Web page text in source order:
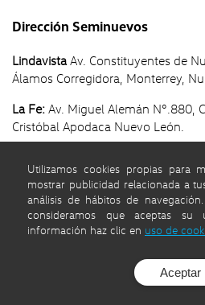
Dirección Seminuevos
LindavistaAv. Constituyentes de
Álamos Corregidora, Monterrey,
La Fe: Av. Miguel Alemán N°.880,
Cristóbal Apodaca Nuevo León.
Aspectos Legales y Aviso de
camionetas| Asociación
Grupo Volkswagen, A. C. 2024 |
© Volkswagen 2026
Desarrollado por
Utilizamos cookies propias para
mostrar publicidad relacionada a
análisis de hábitos de
consideramos que aceptas su
información haz clic en uso de
Aceptar